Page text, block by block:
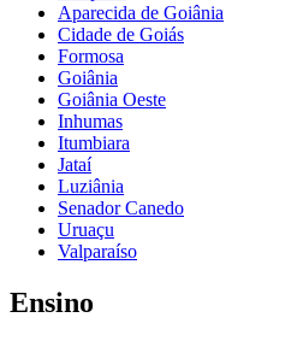
Aparecida de Goiânia
Cidade de Goiás
Formosa
Goiânia
Goiânia Oeste
Inhumas
Itumbiara
Jataí
Luziânia
Senador Canedo
Uruaçu
Valparaíso
Ensino